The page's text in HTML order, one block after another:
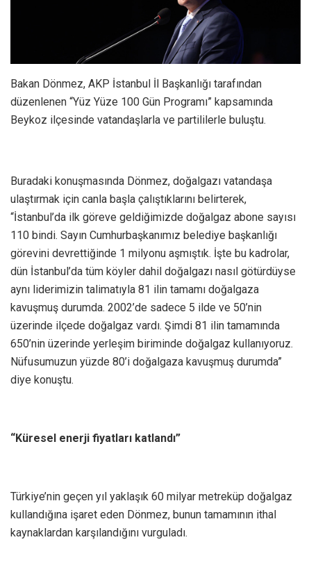
Bakan Dönmez, AKP İstanbul İl Başkanlığı tarafından
düzenlenen “Yüz Yüze 100 Gün Programı” kapsamında
Beykoz ilçesinde vatandaşlarla ve partililerle buluştu.
Buradaki konuşmasında Dönmez, doğalgazı vatandaşa
ulaştırmak için canla başla çalıştıklarını belirterek,
“İstanbul’da ilk göreve geldiğimizde doğalgaz abone sayısı
110 bindi. Sayın Cumhurbaşkanımız belediye başkanlığı
görevini devrettiğinde 1 milyonu aşmıştık. İşte bu kadrolar,
dün İstanbul’da tüm köyler dahil doğalgazı nasıl götürdüyse
aynı liderimizin talimatıyla 81 ilin tamamı doğalgaza
kavuşmuş durumda. 2002’de sadece 5 ilde ve 50’nin
üzerinde ilçede doğalgaz vardı. Şimdi 81 ilin tamamında
650’nin üzerinde yerleşim biriminde doğalgaz kullanıyoruz.
Nüfusumuzun yüzde 80’i doğalgaza kavuşmuş durumda”
diye konuştu.
“Küresel enerji fiyatları katlandı”
Türkiye’nin geçen yıl yaklaşık 60 milyar metreküp doğalgaz
kullandığına işaret eden Dönmez, bunun tamamının ithal
kaynaklardan karşılandığını vurguladı.